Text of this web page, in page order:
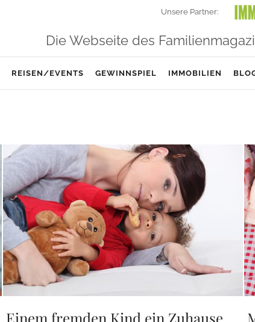
Unsere Partner:
Die Webseite des
REISEN/EVENTS GEWINNSPIEL IMMOBILIEN
Einem fremden Kind ein Zuhause